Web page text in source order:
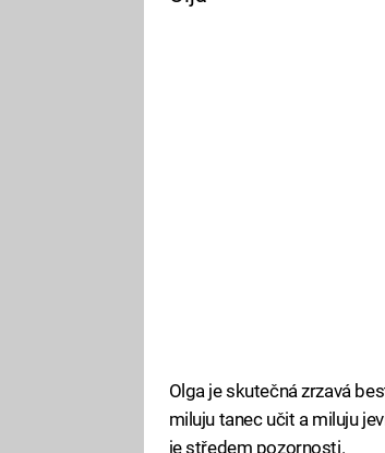
Olga je skutečná zrzavá
miluju tanec učit a miluju
je středem pozornosti.